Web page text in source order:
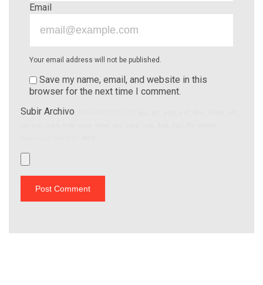
Email
Your email address will not be published.
Save my name, email, and website in this
browser for the next time I comment.
Subir Archivo